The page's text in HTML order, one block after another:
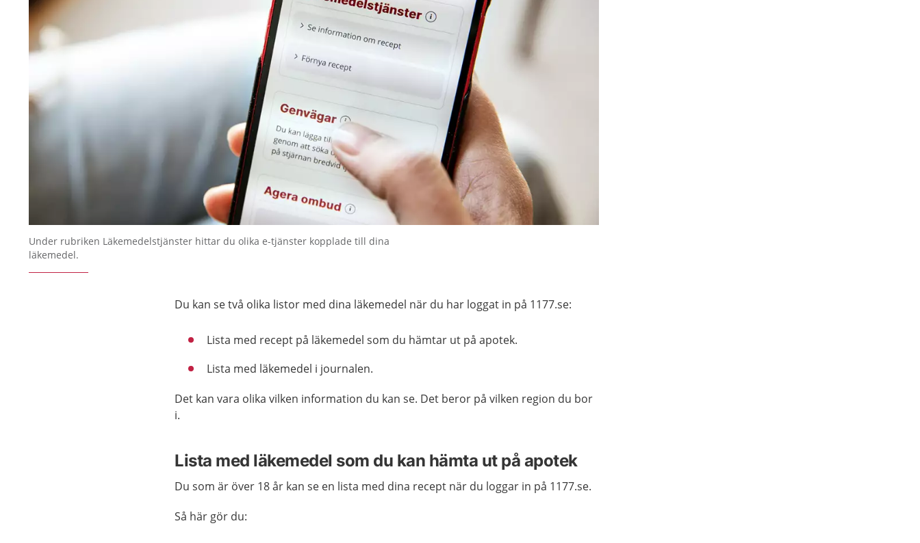
Under rubriken Läkemedelstjänster hittar du olika e-tjänster kopplade till dina
läkemedel.
Du kan se två olika listor med dina läkemedel när du har loggat in på 1177.se:
Lista med recept på läkemedel som du hämtar ut på apotek.
Lista med läkemedel i journalen.
Det kan vara olika vilken information du kan se. Det beror på vilken region du bor
i.
Lista med läkemedel som du kan hämta ut på apotek
Du som är över 18 år kan se en lista med dina recept när du loggar in på 1177.se.
Så här gör du: